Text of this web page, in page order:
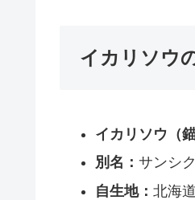
イカリソウ
イカリソウ（
別名： サンシ
自生地： 北海